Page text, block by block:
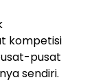
kompetisi
pusat
sendiri.